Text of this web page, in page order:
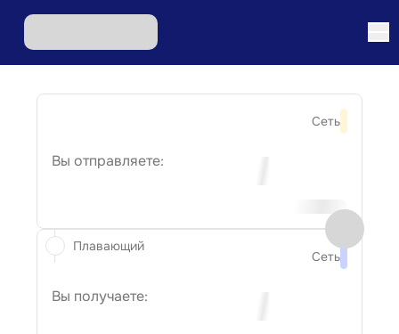
Сеть
Вы отправляете:
Сеть
Вы получаете:
Плавающий